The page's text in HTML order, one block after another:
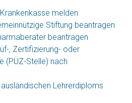
melden
Stiftung beantragen
beantragen
, Zertifizierung- oder
(PÜZ-Stelle) nach
Lehrerdiploms